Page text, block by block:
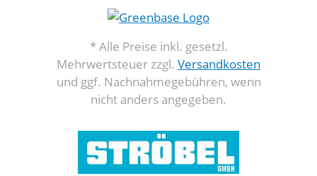
* Alle Preise inkl. gesetzl.
Mehrwertsteuer zzgl. Versandkosten
und ggf. Nachnahmegebühren, wenn
nicht anders angegeben.